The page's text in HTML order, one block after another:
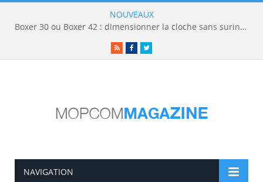
NOUVEAUX
Boxer 30 ou Boxer 42 : dimensionner la cloche sans surinvestir
RSSFacebookTwitter
NAVIGATION